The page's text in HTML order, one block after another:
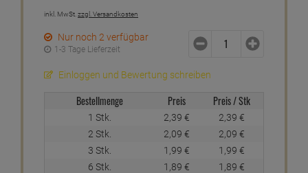
inkl. MwSt. zzgl. Versandkosten
Nur noch 2 verfügbar
1-3 Tage Lieferzeit
Einloggen und Bewertung schreiben
Bestellmenge Preis Preis / Stk
1 Stk. 2, 39 € 2, 39 €
2 Stk.
2, 09 € 2, 09 €
3 Stk.
1, 99 € 1, 99 €
6 Stk.
1, 89 € 1, 89 €